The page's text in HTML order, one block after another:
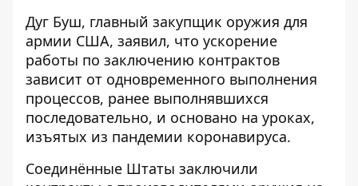
Дуг Буш, главный закупщик оружия для
армии США, заявил, что ускорение
работы по заключению контрактов
зависит от одновременного выполнения
процессов, ранее выполнявшихся
последовательно, и основано на уроках,
изъятых из пандемии коронавируса.
Соединённые Штаты заключили